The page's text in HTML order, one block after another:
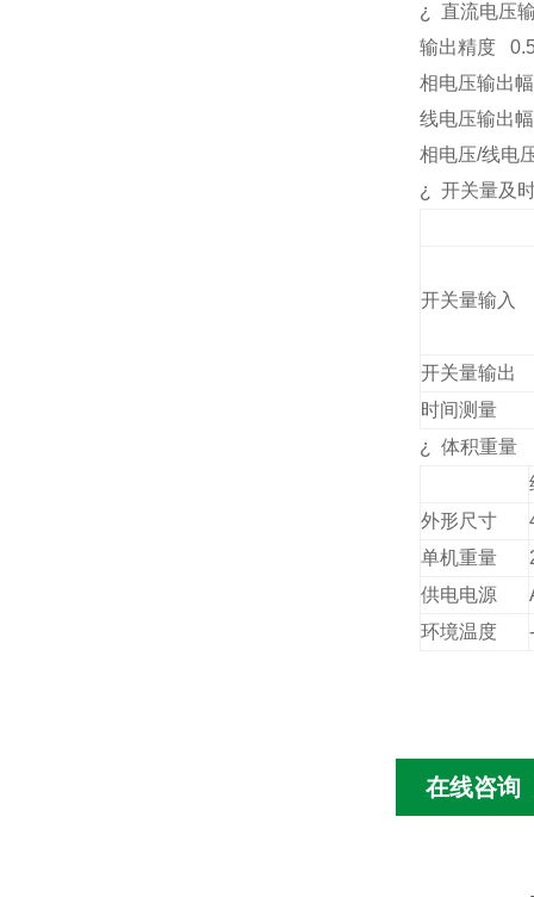
¿
直流电压
输出精度
相电压输出
线电压输出
相电压/线电
¿
开关量及
开关量输入
开关量输出
时间测量
¿
体积重量
外形尺寸
单机重量
供电电源
环境温度
在线咨询